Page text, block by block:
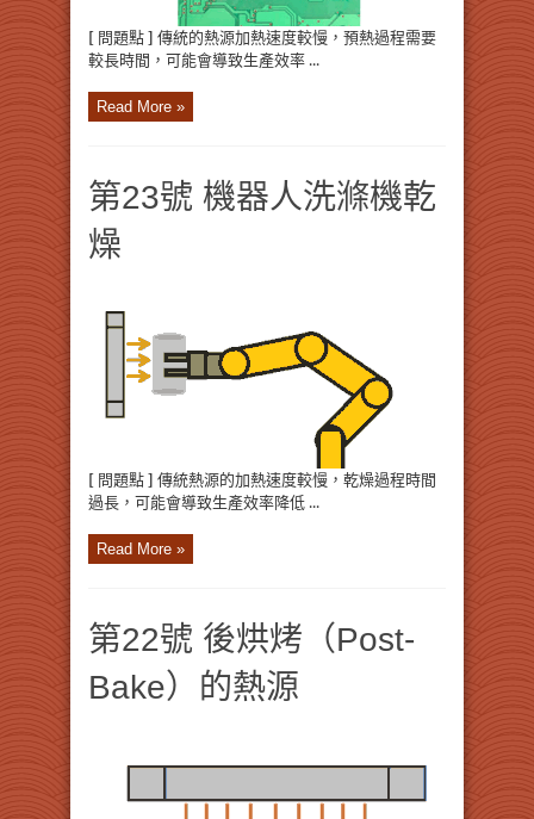
[ 問題點 ] 傳統的熱源加熱速度較慢，預熱過程需要
較長時間，可能會導致生產效率 ...
Read More »
第23號 機器人洗滌機乾
燥
[ 問題點 ] 傳統熱源的加熱速度較慢，乾燥過程時間
過長，可能會導致生產效率降低 ...
Read More »
第22號 後烘烤（Post-
Bake）的熱源